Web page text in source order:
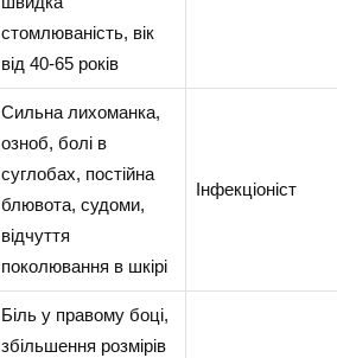
стомлюваність, вік
від 40-65 років
Сильна лихоманка,
озноб, болі в
суглобах, постійна
блювота, судоми,
відчуття
поколювання в шкірі
Інфекціоніст
Біль у правому боці,
збільшення розмірів